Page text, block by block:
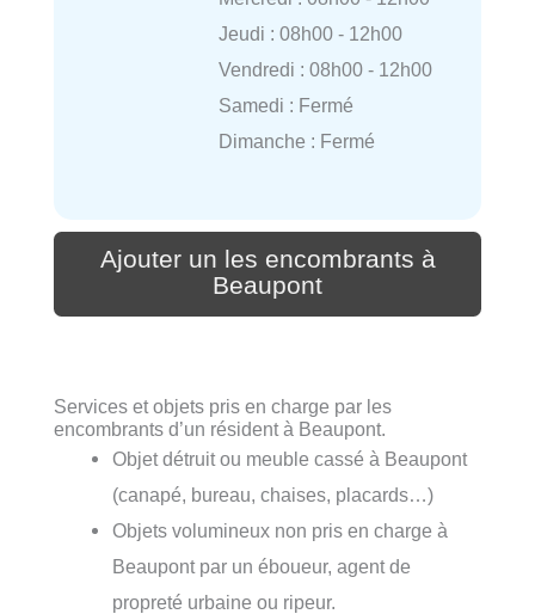
Jeudi : 08h00 - 12h00
Vendredi : 08h00 - 12h00
Samedi : Fermé
Dimanche : Fermé
Ajouter un les encombrants à
Beaupont
Services et objets pris en charge par les
encombrants d’un résident à Beaupont.
Objet détruit ou meuble cassé à Beaupont
(canapé, bureau, chaises, placards…)
Objets volumineux non pris en charge à
Beaupont par un éboueur, agent de
propreté urbaine ou ripeur.